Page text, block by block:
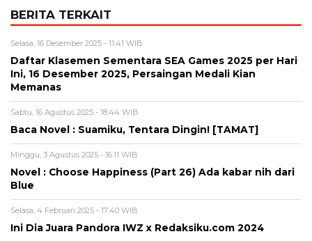
BERITA TERKAIT
Selasa, 16 Desember 2025 - 11:41 WIB
Daftar Klasemen Sementara SEA Games 2025 per Hari
Ini, 16 Desember 2025, Persaingan Medali Kian
Memanas
Sabtu, 16 Agustus 2025 - 18:44 WIB
Baca Novel : Suamiku, Tentara Dingin! [TAMAT]
Minggu, 3 Agustus 2025 - 16:11 WIB
Novel : Choose Happiness (Part 26) Ada kabar nih dari
Blue
Selasa, 4 Februari 2025 - 17:40 WIB
Ini Dia Juara Pandora IWZ x Redaksiku.com 2024